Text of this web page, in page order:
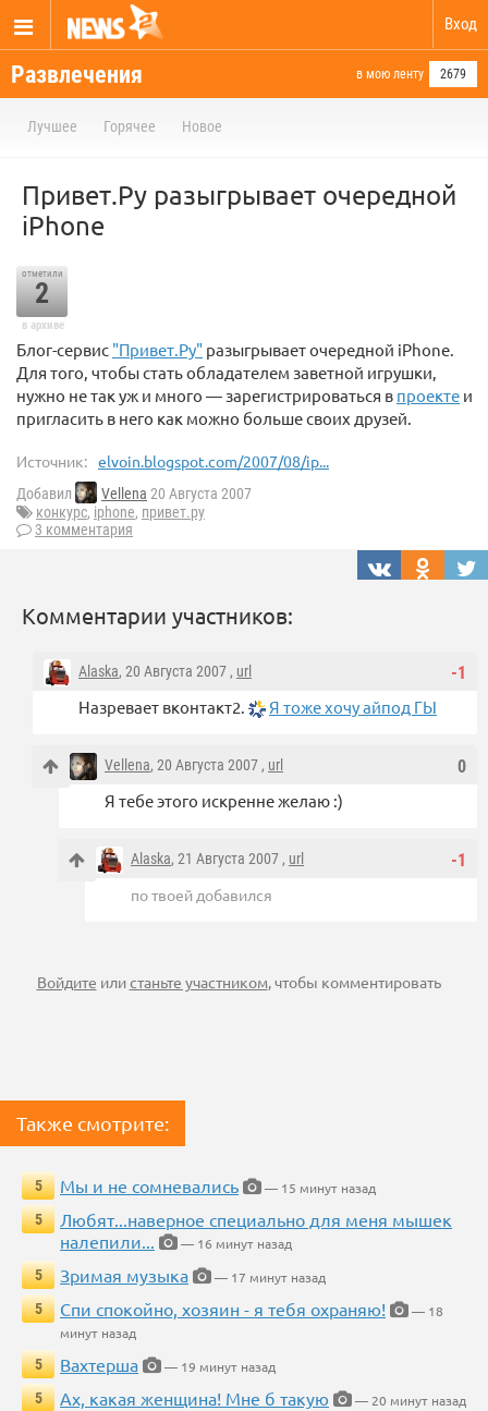
Вход
Развлечения в мою ленту 2679
Лучшее Горячее Новое
Привет.Ру разыгрывает очередной
iPhone
отметили
2
в архиве
Блог-сервис "Привет.Ру" разыгрывает очередной iPhone.
Для того, чтобы стать обладателем заветной игрушки,
нужно не так уж и много — зарегистрироваться в проекте и
пригласить в него как можно больше своих друзей.
Источник: elvoin.blogspot.com/2007/08/ip...
Добавил Vellena 20 Августа 2007
конкурс, iphone, привет.ру
3 комментария
Комментарии участников:
-1
Alaska, 20 Августа 2007 , url
Назревает вконтакт2. Я тоже хочу айпод ГЫ
0
Vellena, 20 Августа 2007 , url
Я тебе этого искренне желаю :)
-1
Alaska, 21 Августа 2007 , url
по твоей добавился
Войдите илистаньте участником, чтобы комментировать
Также смотрите:
5 Мы и не сомневались
— 15 минут назад
5
Любят...наверное специально для меня мышек
налепили...
— 16 минут назад
5
Зримая музыка
— 17 минут назад
5
Спи спокойно, хозяин - я тебя охраняю!
— 18
минут назад
5
Вахтерша
— 19 минут назад
5
Ах, какая женщина! Мне б такую
— 20 минут назад